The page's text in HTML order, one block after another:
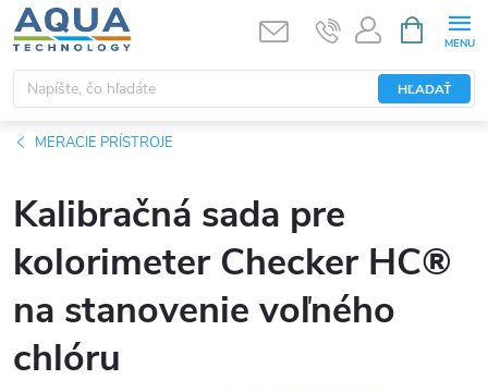
Prejsť
na
obsah
HĽADAŤ
KOŠÍK
MERACIE PRÍSTROJE
Kalibračná sada pre
kolorimeter Checker HC®
na stanovenie voľného
chlóru